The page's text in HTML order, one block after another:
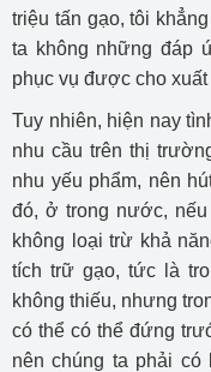
triệu tấn gạo, tôi
ta không những đáp
phục vụ được cho xuất
Tuy nhiên, hiện nay
nhu cầu trên thị
nhu yếu phẩm, nên
đó, ở trong nước,
không loại trừ khả
tích trữ gạo, tức là
không thiếu, nhưng
có thể có thể đứng
nên chúng ta phải